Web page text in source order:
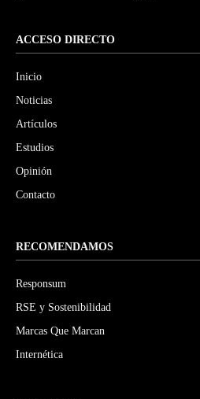
ACCESO DIRECTO
Inicio
Noticias
Artículos
Estudios
Opinión
Contacto
RECOMENDAMOS
Responsum
RSE y Sostenibilidad
Marcas Que Marcan
Internética